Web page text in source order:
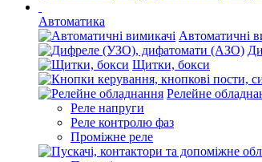
Автоматика
Автоматичні
Щитки, бокси
Релейне
Реле напруги
Реле контролю фаз
Проміжне реле